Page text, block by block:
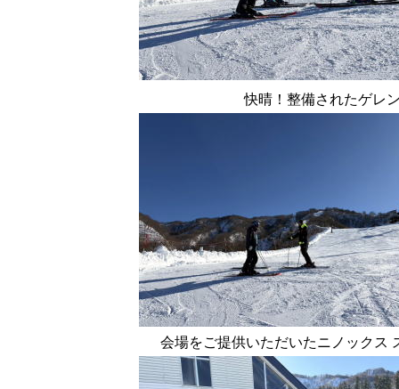
快晴！整備されたゲレ
会場をご提供いただいたニノック